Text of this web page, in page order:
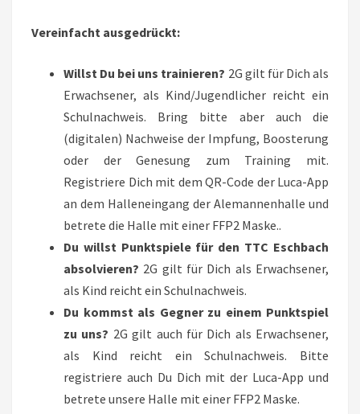
Vereinfacht ausgedrückt:
Willst Du bei uns trainieren? 2G gilt für Dich als
Erwachsener, als Kind/Jugendlicher reicht ein
Schulnachweis. Bring bitte aber auch die
(digitalen) Nachweise der Impfung, Boosterung
oder der Genesung zum Training mit.
Registriere Dich mit dem QR-Code der Luca-App
an dem Halleneingang der Alemannenhalle und
betrete die Halle mit einer FFP2 Maske..
Du willst Punktspiele für den TTC Eschbach
absolvieren? 2G gilt für Dich als Erwachsener,
als Kind reicht ein Schulnachweis.
Du kommst als Gegner zu einem Punktspiel
zu uns? 2G gilt auch für Dich als Erwachsener,
als Kind reicht ein Schulnachweis. Bitte
registriere auch Du Dich mit der Luca-App und
betrete unsere Halle mit einer FFP2 Maske.